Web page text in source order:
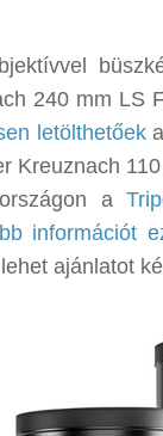
240 mm LS
letölthetőeka
Kreuznach
a
információt
ajánlatot